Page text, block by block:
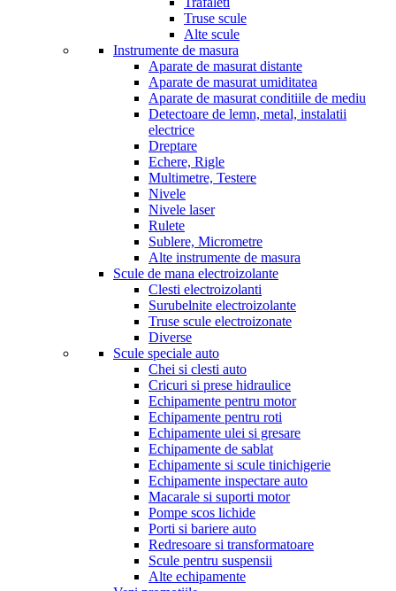
Truse scule
Alte scule
Instrumente de masura
Aparate de masurat distante
Aparate de masurat umiditatea
Aparate de masurat conditiile de mediu
Detectoare de lemn, metal, instalatii
electrice
Dreptare
Echere, Rigle
Multimetre, Testere
Nivele
Nivele laser
Rulete
Sublere, Micrometre
Alte instrumente de masura
Scule de mana electroizolante
Clesti electroizolanti
Surubelnite electroizolante
Truse scule electroizonate
Diverse
Scule speciale auto
Chei si clesti auto
Cricuri si prese hidraulice
Echipamente pentru motor
Echipamente pentru roti
Echipamente ulei si gresare
Echipamente de sablat
Echipamente si scule tinichigerie
Echipamente inspectare auto
Macarale si suporti motor
Pompe scos lichide
Porti si bariere auto
Redresoare si transformatoare
Scule pentru suspensii
Alte echipamente